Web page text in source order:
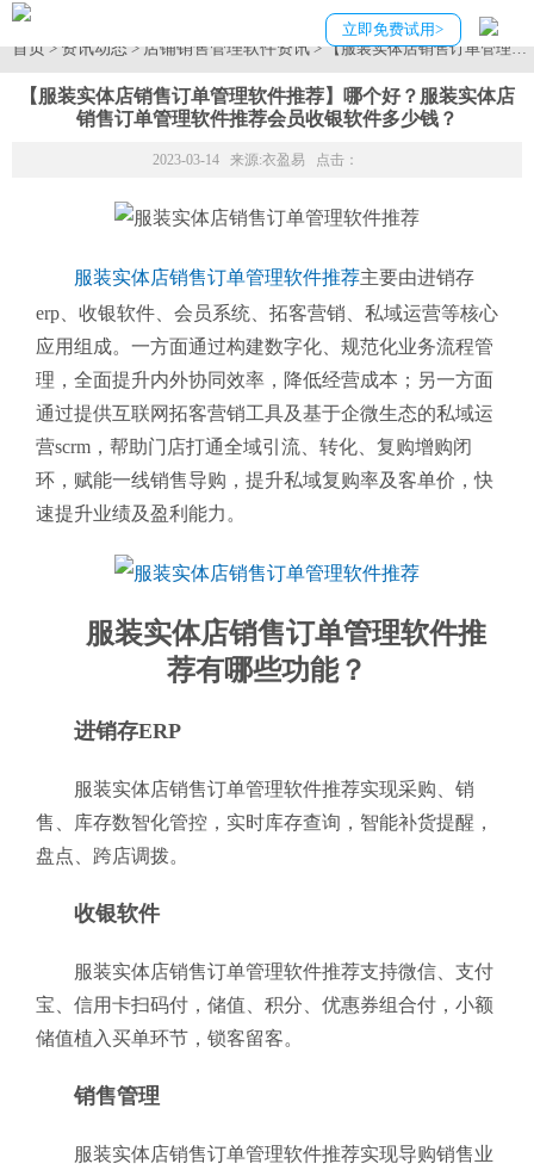
立即免费试用>
首页>资讯动态>店铺销售管理软件资讯> 【服装实体店销售订单管理软
【服装实体店销售订单管理软件推荐】哪个好？服装实体店
销售订单管理软件推荐会员收银软件多少钱？
2023-03-14 来源:衣盈易 点击：
服装实体店销售订单管理软件推荐主要由进销存
erp、收银软件、会员系统、拓客营销、私域运营等核心
应用组成。一方面通过构建数字化、规范化业务流程管
理，全面提升内外协同效率，降低经营成本；另一方面
通过提供互联网拓客营销工具及基于企微生态的私域运
营scrm，帮助门店打通全域引流、转化、复购增购闭
环，赋能一线销售导购，提升私域复购率及客单价，快
速提升业绩及盈利能力。
服装实体店销售订单管理软件推
荐有哪些功能？
进销存ERP
服装实体店销售订单管理软件推荐实现采购、销
售、库存数智化管控，实时库存查询，智能补货提醒，
盘点、跨店调拨。
收银软件
服装实体店销售订单管理软件推荐支持微信、支付
宝、信用卡扫码付，储值、积分、优惠券组合付，小额
储值植入买单环节，锁客留客。
销售管理
服装实体店销售订单管理软件推荐实现导购销售业